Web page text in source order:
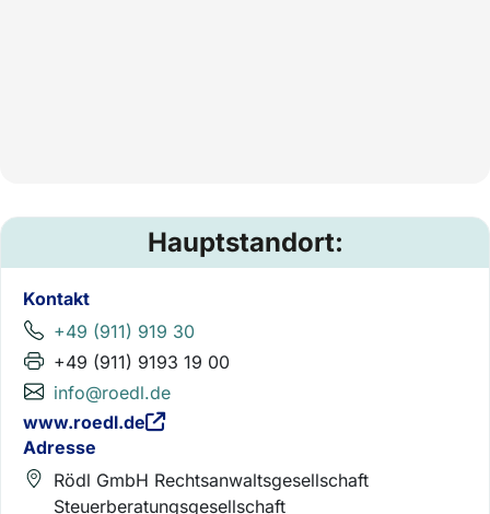
Hauptstandort:
Kontakt
+49 (911) 919 30
+49 (911) 9193 19 00
info@roedl.de
www.roedl.de
Adresse
Rödl GmbH Rechtsanwaltsgesellschaft
Steuerberatungsgesellschaft